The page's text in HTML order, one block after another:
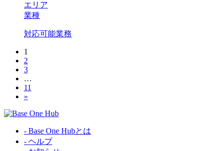
エリア
業種
対応可能業務
1
2
3
…
11
»
- Base One Hubとは
- ヘルプ